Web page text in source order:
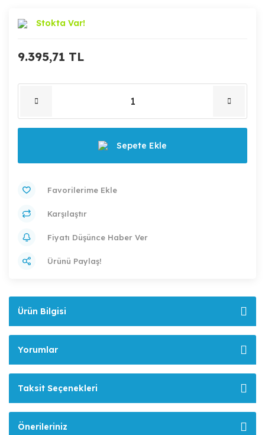
Stokta Var!
9.395,71 TL
Sepete Ekle
Karşılaştır
Fiyatı Düşünce Haber Ver
Ürünü Paylaş!
Ürün Bilgisi
Yorumlar
Taksit Seçenekleri
Önerileriniz